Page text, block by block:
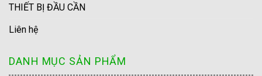
THIẾT BỊ ĐẦU CẦN
Liên hệ
DANH MỤC SẢN PHẨM